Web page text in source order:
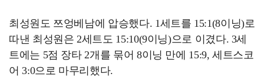
최성원도 쯔엉베남에 압승했다. 1세트를 15:1(8이닝)로
따낸 최성원은 2세트도 15:10(9이닝)으로 이겼다. 3세
트에는 5점 장타 2개를 묶어 8이닝 만에 15:9, 세트스코
어 3:0으로 마무리했다.